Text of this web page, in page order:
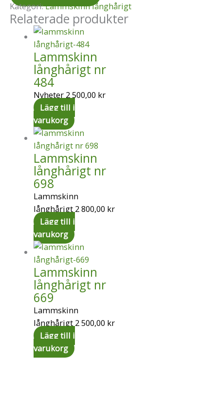
Kategori:Lammskinn långhårigt
Relaterade produkter
Lammskinn
långhårigt nr
484
Nyheter 2 500,00 kr
Lägg till i
varukorg
Lammskinn
långhårigt nr
698
Lammskinn
långhårigt 2 800,00 kr
Lägg till i
varukorg
Lammskinn
långhårigt nr
669
Lammskinn
långhårigt 2 500,00 kr
Lägg till i
varukorg